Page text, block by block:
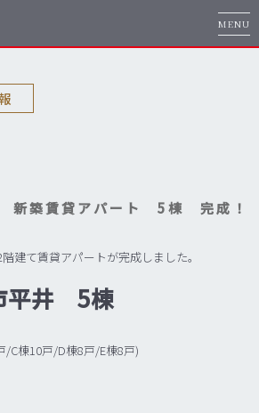
MENU
新築賃貸アパート 5棟 完成！
建て賃貸アパートが完成しました。
平井 5棟
C棟10戸/D棟8戸/E棟8戸)